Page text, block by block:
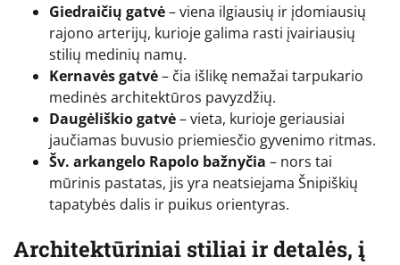
Giedraičių gatvė– viena ilgiausių ir įdomiausių
rajono arterijų, kurioje galima rasti įvairiausių
stilių medinių namų.
Kernavės gatvė– čia išlikę nemažai tarpukario
medinės architektūros pavyzdžių.
Daugėliškio gatvė– vieta, kurioje geriausiai
jaučiamas buvusio priemiesčio gyvenimo ritmas.
Šv. arkangelo Rapolo bažnyčia – nors tai
mūrinis pastatas, jis yra neatsiejama Šnipiškių
tapatybės dalis ir puikus orientyras.
Architektūriniai stiliai ir detalės, į